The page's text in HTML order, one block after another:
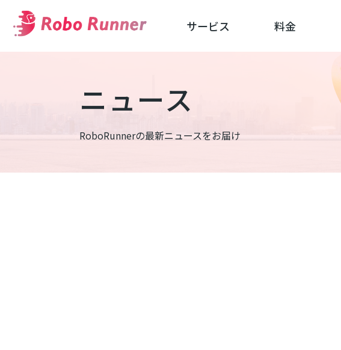
サービス 料金
ニュース
RoboRunnerの最新ニュースをお届け